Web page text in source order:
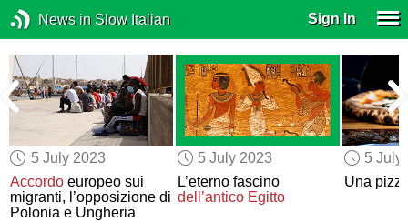
News in Slow Italian Sign In
5 July 2023
Accordo europeo sui
migranti, l’opposizione di
Polonia e Ungheria
5 July 2023
L’eterno fascino
dell’antico Egitto
5 July
Una